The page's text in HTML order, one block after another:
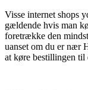
Visse internet shops
gældende hvis man
foretrække den
uanset om du er nær
at køre bestillingen til